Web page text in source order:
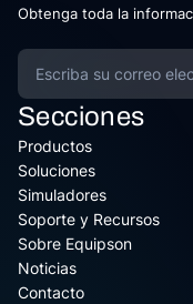
Obtenga toda la
Secciones
Productos
Soluciones
Simuladores
Soporte y Recursos
Sobre Equipson
Noticias
Contacto